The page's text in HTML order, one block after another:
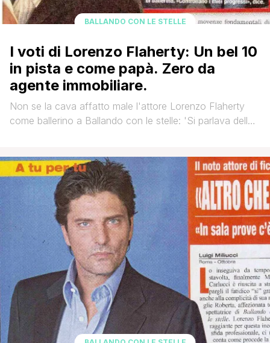
BALLANDO CON LE STELLE
I voti di Lorenzo Flaherty: Un bel 10
in pista e come papà. Zero da
agente immobiliare.
Non se la cava affatto male l'attore Lorenzo Flaherty
come ballerino a Ballando con le stelle: 'Si parlava della
Mettersi in gioco in una disciplina nuova è come
resettare tutto e tornare alle emozioni di inizio carriera.
Ovviamente, giorno dopo [']